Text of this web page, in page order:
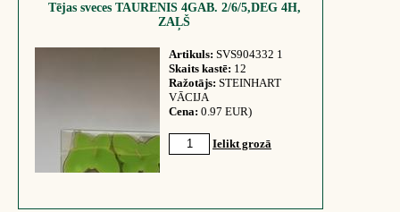
Tējas sveces TAURENIS 4GAB. 2/6/5,DEG 4H,
ZAĻŠ
Artikuls: SVS904332 1
Skaits kastē: 12
Ražotājs: STEINHART
VĀCIJA
Cena: 0.97 EUR)
Ielikt grozā